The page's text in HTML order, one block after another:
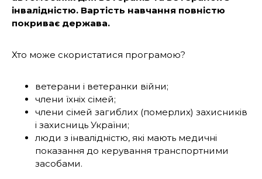
інвалідністю. Вартість навчання повністю
покриває держава.
Хто може скористатися програмою?
ветерани і ветеранки війни;
члени їхніх сімей;
члени сімей загиблих (померлих) захисників
і захисниць України;
люди з інвалідністю, які мають медичні
показання до керування транспортними
засобами.